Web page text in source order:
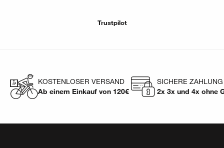
Trustpilot
KOSTENLOSER VERSAND
Ab einem Einkauf von 120€
SICHERE ZAHLUNG
2x 3x und 4x ohne